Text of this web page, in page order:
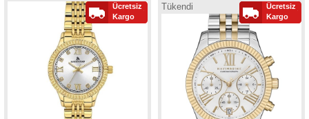
KASA ÇAPI: 33 MM - CİNSİYET: KADIN - SU GEÇİRMEZLİK: 3 ATM - MOV'T:
KASA ÇAPI: 30 MM - CİNSİYET:
Ücretsiz
Kargo
Tükendi
Ücretsiz
Kargo